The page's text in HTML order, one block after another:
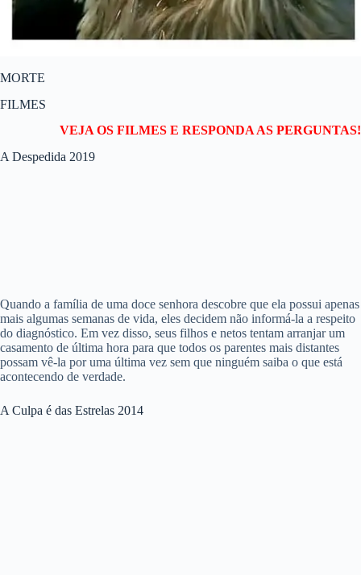
MORTE
FILMES
VEJA OS FILMES E RESPONDA AS PERGUNTAS!
A Despedida 2019
Quando a família de uma doce senhora descobre que ela possui apenas
mais algumas semanas de vida, eles decidem não informá-la a respeito
do diagnóstico. Em vez disso, seus filhos e netos tentam arranjar um
casamento de última hora para que todos os parentes mais distantes
possam vê-la por uma última vez sem que ninguém saiba o que está
acontecendo de verdade.
A Culpa é das Estrelas 2014